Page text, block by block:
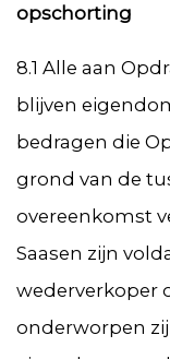
opschorting
8.1 Alle aan
blijven
bedragen die
grond van de
overeenkomst
Saasen zijn
wederverkoper
onderworpen